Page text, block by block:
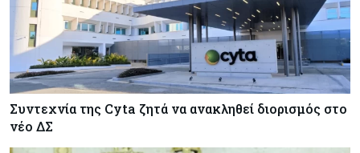
Συντεχνία της Cyta ζητά να ανακληθεί διορισμός στο
νέο ΔΣ